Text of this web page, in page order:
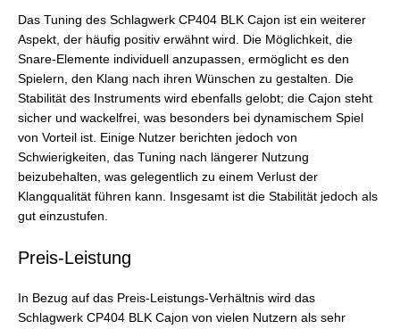
Das Tuning des Schlagwerk CP404 BLK Cajon ist ein weiterer
Aspekt, der häufig positiv erwähnt wird. Die Möglichkeit, die
Snare-Elemente individuell anzupassen, ermöglicht es den
Spielern, den Klang nach ihren Wünschen zu gestalten. Die
Stabilität des Instruments wird ebenfalls gelobt; die Cajon steht
sicher und wackelfrei, was besonders bei dynamischem Spiel
von Vorteil ist. Einige Nutzer berichten jedoch von
Schwierigkeiten, das Tuning nach längerer Nutzung
beizubehalten, was gelegentlich zu einem Verlust der
Klangqualität führen kann. Insgesamt ist die Stabilität jedoch als
gut einzustufen.
Preis-Leistung
In Bezug auf das Preis-Leistungs-Verhältnis wird das
Schlagwerk CP404 BLK Cajon von vielen Nutzern als sehr